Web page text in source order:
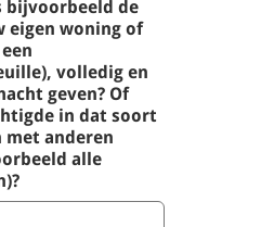
bijvoorbeeld de
eigen woning of
volledig en
geven? Of
in dat soort
met anderen
alle